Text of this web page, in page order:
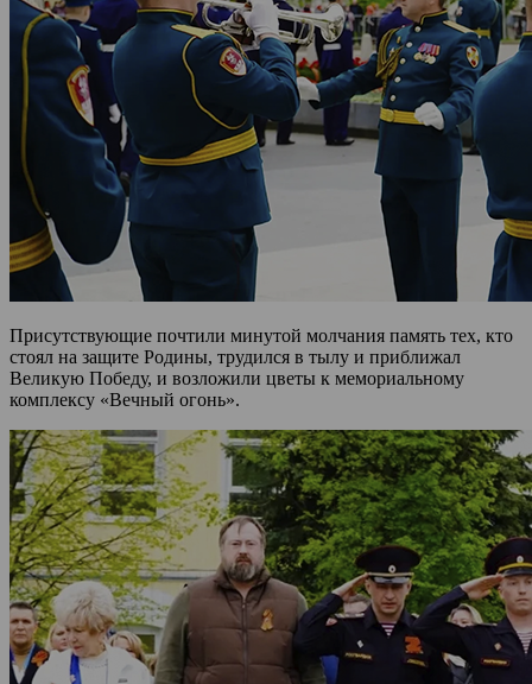
Присутствующие почтили минутой молчания память тех, кто
стоял на защите Родины, трудился в тылу и приближал
Великую Победу, и возложили цветы к мемориальному
комплексу «Вечный огонь».